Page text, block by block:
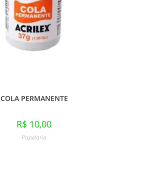
COLA PERMANENTE
R$ 10,00
Papelaria